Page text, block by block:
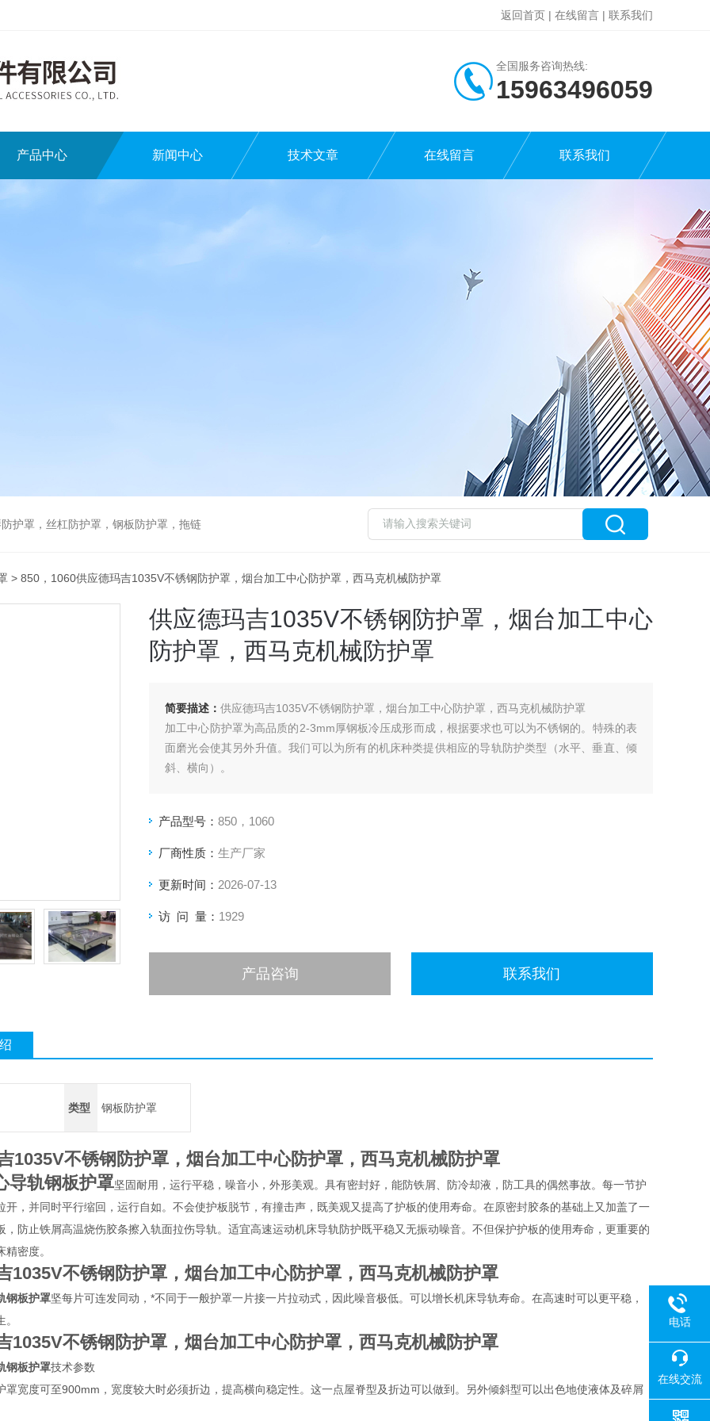
返回首页 | 在线留言 | 联系我们
全国服务咨询热线:
15963496059
产品中心 新闻中心 技术文章 在线留言 联系我们
护罩，丝杠防护罩，钢板防护罩，拖链
> 850，1060供应德玛吉1035V不锈钢防护罩，烟台加工中心防护罩，西马克机械防护罩
供应德玛吉1035V不锈钢防护罩，烟台加工中心
防护罩，西马克机械防护罩
简要描述： 供应德玛吉1035V不锈钢防护罩，烟台加工中心防护罩，西马克机械防护罩
加工中心防护罩为高品质的2-3mm厚钢板冷压成形而成，根据要求也可以为不锈钢的。特殊的表
面磨光会使其另外升值。我们可以为所有的机床种类提供相应的导轨防护类型（水平、垂直、倾
斜、横向）。
产品型号： 850，1060
厂商性质： 生产厂家
更新时间： 2026-07-13
访 问 量： 1929
产品咨询 联系我们
类型 钢板防护罩
1035V不锈钢防护罩，烟台加工中心防护罩，西马克机械防护罩
导轨钢板护罩坚固耐用，运行平稳，噪音小，外形美观。具有密封好，能防铁屑、防冷却液，防工具的偶然事故。每一节护
开，并同时平行缩回，运行自如。不会使护板脱节，有撞击声，既美观又提高了护板的使用寿命。在原密封胶条的基础上又加盖了一
，防止铁屑高温烧伤胶条擦入轨面拉伤导轨。适宜高速运动机床导轨防护既平稳又无振动噪音。不但保护护板的使用寿命，更重要的
密度。
1035V不锈钢防护罩，烟台加工中心防护罩，西马克机械防护罩
钢板护罩坚每片可连发同动，*不同于一般护罩一片接一片拉动式，因此噪音极低。可以增长机床导轨寿命。在高速时可以更平稳，
1035V不锈钢防护罩，烟台加工中心防护罩，西马克机械防护罩
钢板护罩技术参数
罩宽度可至900mm，宽度较大时必须折边，提高横向稳定性。这一点屋脊型及折边可以做到。另外倾斜型可以出色地使液体及碎屑
电话
在线交流